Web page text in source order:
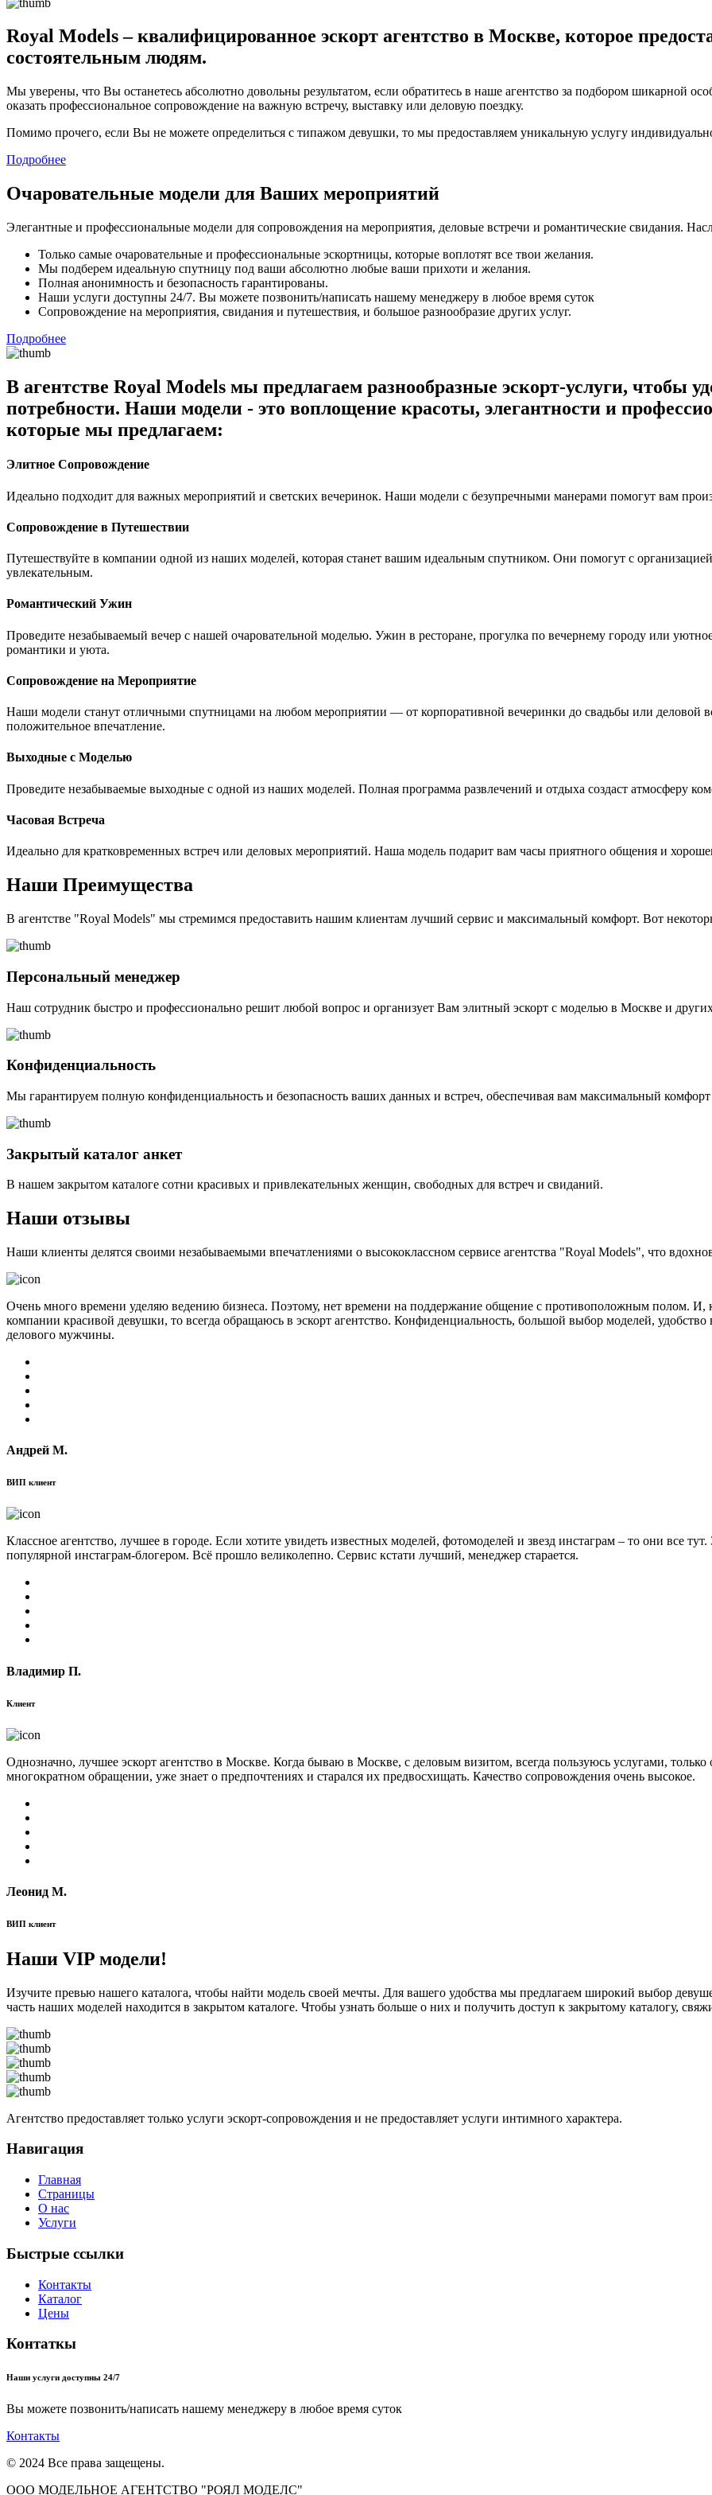
Royal Models – квалифицированное эскорт агентство в Москве, которое
состоятельным людям.
Мы уверены, что Вы останетесь абсолютно довольны результатом, если обратитесь в наше агентство за подбором шикарной
оказать профессиональное сопровождение на важную встречу, выставку или деловую поездку.
Помимо прочего, если Вы не можете определиться с типажом девушки, то мы предоставляем уникальную услугу
Подробнее
Очаровательные модели для Ваших мероприятий
Элегантные и профессиональные модели для сопровождения на мероприятия, деловые встречи и романтические свидания.
Только самые очаровательные и профессиональные эскортницы, которые воплотят все твои желания.
Мы подберем идеальную спутницу под ваши абсолютно любые ваши прихоти и желания.
Полная анонимность и безопасность гарантированы.
Наши услуги доступны 24/7. Вы можете позвонить/написать нашему менеджеру в любое время суток
Сопровождение на мероприятия, свидания и путешествия, и большое разнообразие других услуг.
Подробнее
В агентстве Royal Models мы предлагаем разнообразные эскорт-услуги, чтобы
потребности. Наши модели - это воплощение красоты, элегантности и
которые мы предлагаем:
Элитное Сопровождение
Идеально подходит для важных мероприятий и светских вечеринок. Наши модели с безупречными манерами помогут вам
Сопровождение в Путешествии
Путешествуйте в компании одной из наших моделей, которая станет вашим идеальным спутником. Они помогут с
увлекательным.
Романтический Ужин
Проведите незабываемый вечер с нашей очаровательной моделью. Ужин в ресторане, прогулка по вечернему городу или
романтики и уюта.
Сопровождение на Мероприятие
Наши модели станут отличными спутницами на любом мероприятии — от корпоративной вечеринки до свадьбы или деловой
положительное впечатление.
Выходные с Моделью
Проведите незабываемые выходные с одной из наших моделей. Полная программа развлечений и отдыха создаст атмосферу
Часовая Встреча
Идеально для кратковременных встреч или деловых мероприятий. Наша модель подарит вам часы приятного общения и
Наши Преимущества
В агентстве "Royal Models" мы стремимся предоставить нашим клиентам лучший сервис и максимальный комфорт. Вот
Персональный менеджер
Наш сотрудник быстро и профессионально решит любой вопрос и организует Вам элитный эскорт с моделью в Москве и
Конфиденциальность
Мы гарантируем полную конфиденциальность и безопасность ваших данных и встреч, обеспечивая вам максимальный
Закрытый каталог анкет
В нашем закрытом каталоге сотни красивых и привлекательных женщин, свободных для встреч и свиданий.
Наши отзывы
Наши клиенты делятся своими незабываемыми впечатлениями о высококлассном сервисе агентства "Royal Models", что
Очень много времени уделяю ведению бизнеса. Поэтому, нет времени на поддержание общение с противоположным полом. И,
компании красивой девушки, то всегда обращаюсь в эскорт агентство. Конфиденциальность, большой выбор моделей,
делового мужчины.
Андрей М.
ВИП клиент
Классное агентство, лучшее в городе. Если хотите увидеть известных моделей, фотомоделей и звезд инстаграм – то они все
популярной инстаграм-блогером. Всё прошло великолепно. Сервис кстати лучший, менеджер старается.
Владимир П.
Клиент
Однозначно, лучшее эскорт агентство в Москве. Когда бываю в Москве, с деловым визитом, всегда пользуюсь услугами,
многократном обращении, уже знает о предпочтениях и старался их предвосхищать. Качество сопровождения очень высокое.
Леонид М.
ВИП клиент
Наши VIP модели!
Изучите превью нашего каталога, чтобы найти модель своей мечты. Для вашего удобства мы предлагаем широкий выбор
часть наших моделей находится в закрытом каталоге. Чтобы узнать больше о них и получить доступ к закрытому каталогу,
Агентство предоставляет только услуги эскорт-сопровождения и не предоставляет услуги интимного характера.
Навигация
Главная
Страницы
О нас
Услуги
Быстрые ссылки
Контакты
Каталог
Цены
Контаткы
Наши услуги доступны 24/7
Вы можете позвонить/написать нашему менеджеру в любое время суток
Контакты
© 2024 Все права защещены.
ООО МОДЕЛЬНОЕ АГЕНТСТВО "РОЯЛ МОДЕЛС"